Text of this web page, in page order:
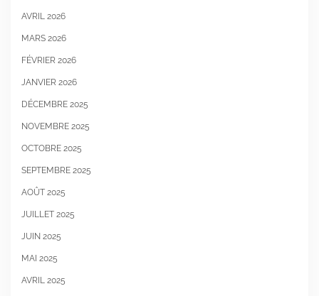
AVRIL 2026
MARS 2026
FÉVRIER 2026
JANVIER 2026
DÉCEMBRE 2025
NOVEMBRE 2025
OCTOBRE 2025
SEPTEMBRE 2025
AOÛT 2025
JUILLET 2025
JUIN 2025
MAI 2025
AVRIL 2025